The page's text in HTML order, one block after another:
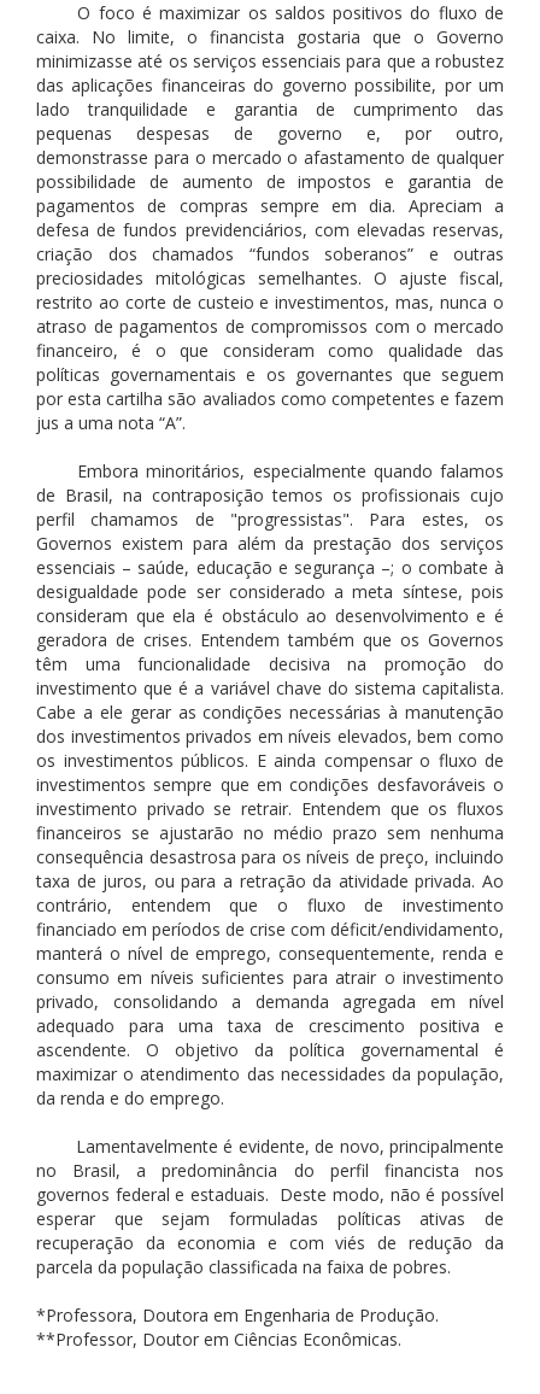
O foco é maximizar os saldos positivos do fluxo de
caixa. No limite, o financista gostaria que o Governo
minimizasse até os serviços essenciais para que a robustez
das aplicações financeiras do governo possibilite, por um
lado tranquilidade e garantia de cumprimento das
pequenas despesas de governo e, por outro,
demonstrasse para o mercado o afastamento de qualquer
possibilidade de aumento de impostos e garantia de
pagamentos de compras sempre em dia. Apreciam a
defesa de fundos previdenciários, com elevadas reservas,
criação dos chamados “fundos soberanos” e outras
preciosidades mitológicas semelhantes. O ajuste fiscal,
restrito ao corte de custeio e investimentos, mas, nunca o
atraso de pagamentos de compromissos com o mercado
financeiro, é o que consideram como qualidade das
políticas governamentais e os governantes que seguem
por esta cartilha são avaliados como competentes e fazem
jus a uma nota “A”.
Embora minoritários, especialmente quando falamos
de Brasil, na contraposição temos os profissionais cujo
perfil chamamos de "progressistas". Para estes, os
Governos existem para além da prestação dos serviços
essenciais – saúde, educação e segurança –; o combate à
desigualdade pode ser considerado a meta síntese, pois
consideram que ela é obstáculo ao desenvolvimento e é
geradora de crises. Entendem também que os Governos
têm uma funcionalidade decisiva na promoção do
investimento que é a variável chave do sistema capitalista.
Cabe a ele gerar as condições necessárias à manutenção
dos investimentos privados em níveis elevados, bem como
os investimentos públicos. E ainda compensar o fluxo de
investimentos sempre que em condições desfavoráveis o
investimento privado se retrair. Entendem que os fluxos
financeiros se ajustarão no médio prazo sem nenhuma
consequência desastrosa para os níveis de preço, incluindo
taxa de juros, ou para a retração da atividade privada. Ao
contrário, entendem que o fluxo de investimento
financiado em períodos de crise com déficit/endividamento,
manterá o nível de emprego, consequentemente, renda e
consumo em níveis suficientes para atrair o investimento
privado, consolidando a demanda agregada em nível
adequado para uma taxa de crescimento positiva e
ascendente. O objetivo da política governamental é
maximizar o atendimento das necessidades da população,
da renda e do emprego.
Lamentavelmente é evidente, de novo, principalmente
no Brasil, a predominância do perfil financista nos
governos federal e estaduais. Deste modo, não é possível
esperar que sejam formuladas políticas ativas de
recuperação da economia e com viés de redução da
parcela da população classificada na faixa de pobres.
*Professora, Doutora em Engenharia de Produção.
**Professor, Doutor em Ciências Econômicas.